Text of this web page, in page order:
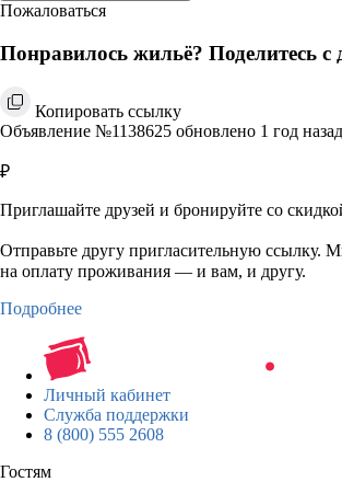
Пожаловаться
Понравилось жильё? Поделитесь с
Копировать ссылку
Объявление №1138625 обновлено 1 год назад
₽
Приглашайте друзей и бронируйте со
Отправьте другу пригласительную ссылку.
на оплату проживания — и вам, и другу.
Подробнее
Личный кабинет
Служба поддержки
8 (800) 555 2608
Гостям